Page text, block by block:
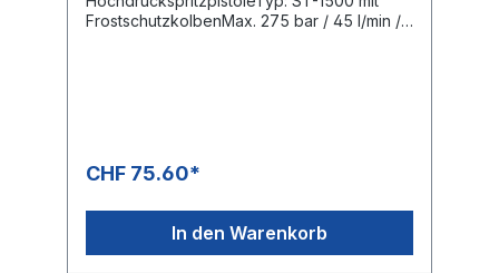
FrostschutzkolbenMax. 275 bar / 45 l/min /
CHF 75.60*
In den Warenkorb